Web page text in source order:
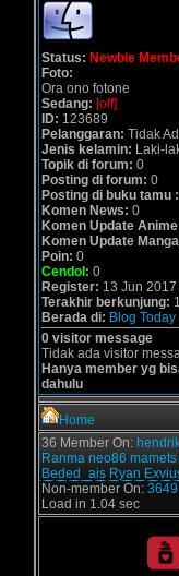
Status: Newbie
Foto:
Ora ono fotone
Sedang: [off]
ID: 123689
Pelanggaran: Tidak
Jenis kelamin: Laki-
Topik di forum: 0
Posting di forum: 0
Posting di buku tamu :
Komen News: 0
Komen Update
Komen Update
Poin: 0
Cendol: 0
Register: 13 Jun
Terakhir berkunjung:
Berada di: Blog Today
0 visitor message
Tidak ada visitor
Hanya member yg
dahulu
Home
36 Member On:
Ranma neo86 mamets
Beded_ais Ryan
Non-member On:
Load in 1.04 sec